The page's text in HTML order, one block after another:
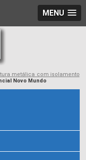
MENU
metálica com isolamento
Novo Mundo